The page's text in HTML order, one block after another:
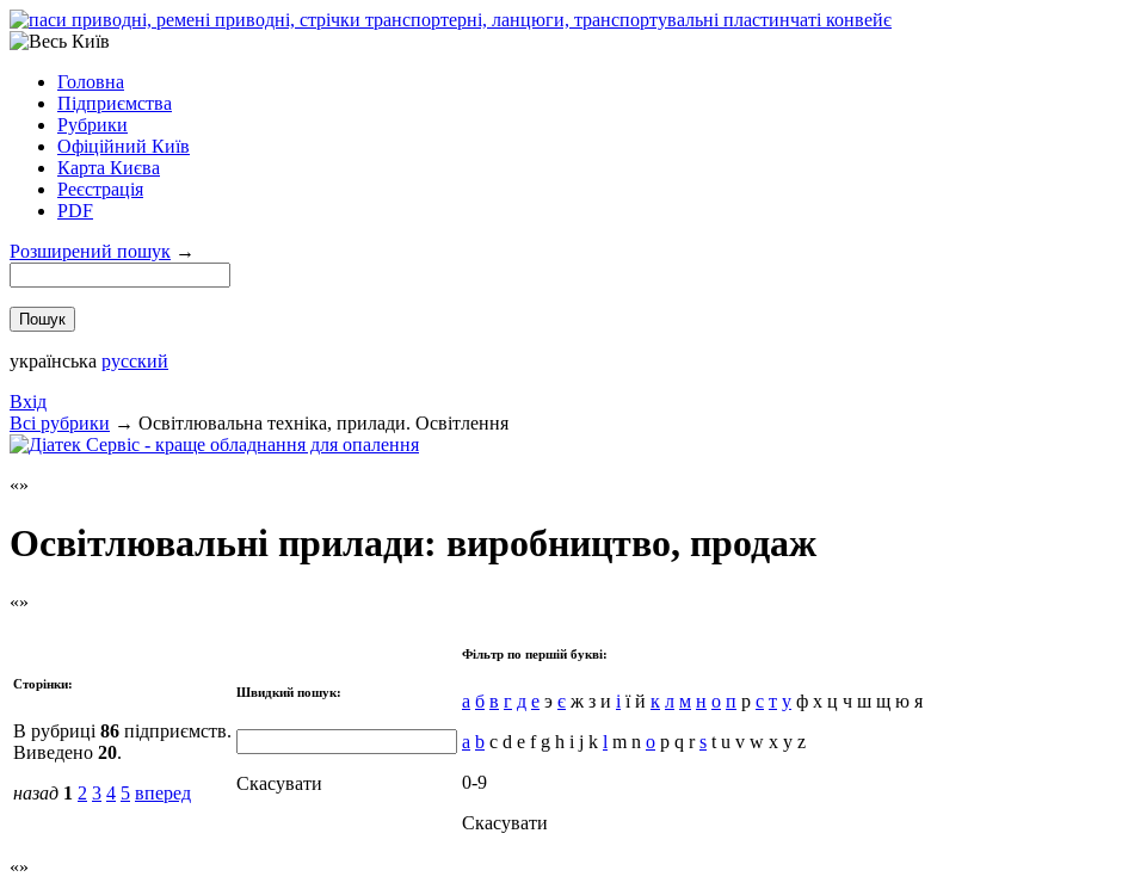
Головна
Підприємства
Рубрики
Офіційний Київ
Карта Києва
Реєстрація
PDF
Розширений пошук →
українська русский
Вхід
Всi рубрики → Освітлювальна техніка, прилади. Освітлення
Освітлювальні прилади: виробництво, продаж
Сторінки:
В рубриці 86 підприємств.
Виведено 20.
назад 1 2 3 4 5 вперед
Швидкий пошук:
Скасувати
Фільтр по першій букві:
а б в г д е э є ж з и і ї й к л м н о п р с т у ф х ц ч ш щ ю я
a b c d e f g h i j k l m n o p q rs t u v w x y z
0-9
Скасувати